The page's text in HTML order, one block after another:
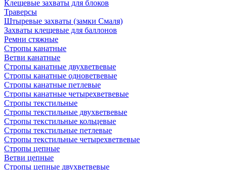
Клещевые захваты для блоков
Траверсы
Штыревые захваты (замки Смаля)
Захваты клещевые для баллонов
Ремни стяжные
Стропы канатные
Ветви канатные
Стропы канатные двухветвевые
Стропы канатные одноветвевые
Стропы канатные петлевые
Стропы канатные четырехветвевые
Стропы текстильные
Стропы текстильные двухветвевые
Стропы текстильные кольцевые
Стропы текстильные петлевые
Стропы текстильные четырехветвевые
Стропы цепные
Ветви цепные
Стропы цепные двухветвевые